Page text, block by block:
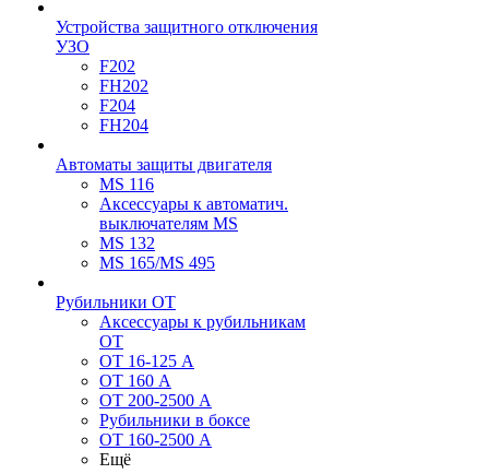
Устройства защитного отключения
УЗО
F202
FH202
F204
FH204
Автоматы защиты двигателя
MS 116
Аксессуары к автоматич.
выключателям MS
MS 132
MS 165/MS 495
Рубильники ОТ
Аксессуары к рубильникам
OT
OT 16-125 А
OT 160 А
OT 200-2500 А
Рубильники в боксе
OT 160-2500 А
Ещё